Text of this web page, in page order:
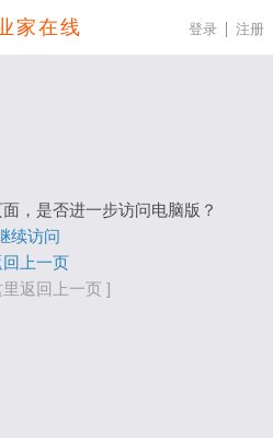
家在线 登录 注册
，是否进一步访问电脑版？
续访问
回上一页
返回上一页 ]